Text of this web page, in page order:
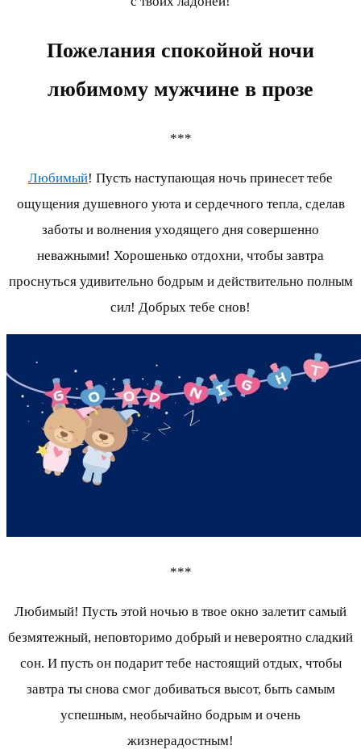
Пожелания спокойной ночи
любимому мужчине в прозе
***
Любимый! Пусть наступающая ночь принесет тебе
ощущения душевного уюта и сердечного тепла, сделав
заботы и волнения уходящего дня совершенно
неважными! Хорошенько отдохни, чтобы завтра
проснуться удивительно бодрым и действительно полным
сил! Добрых тебе снов!
***
Любимый! Пусть этой ночью в твое окно залетит самый
безмятежный, неповторимо добрый и невероятно сладкий
сон. И пусть он подарит тебе настоящий отдых, чтобы
завтра ты снова смог добиваться высот, быть самым
успешным, необычайно бодрым и очень
жизнерадостным!